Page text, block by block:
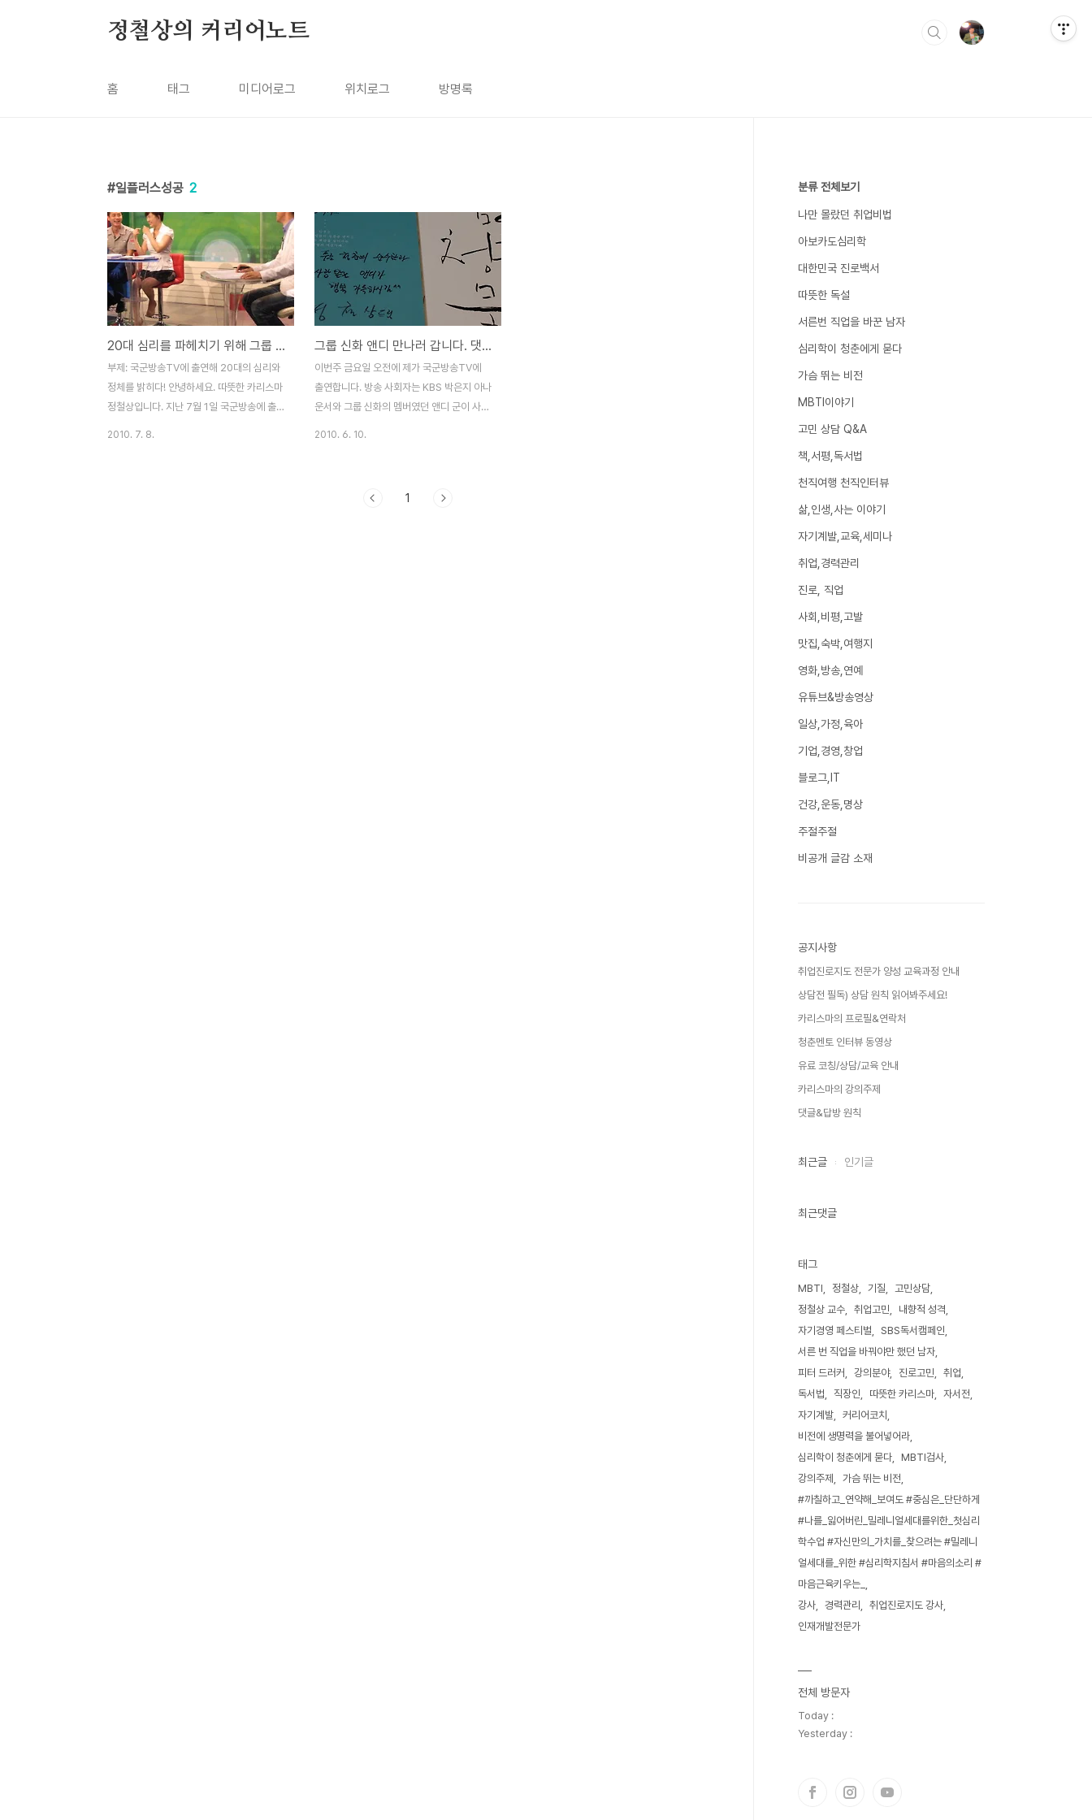
정철상의 커리어노트
홈 태그 미디어로그 위치로그 방명록
일플러스성공 2
20대 심리를 파헤치기 위해 그룹 신화의 앤디와 함께 방송출연
부제: 국군방송TV에 출연해 20대의 심리와
정체를 밝히다! 안녕하세요. 따뜻한 카리스마
정철상입니다. 지난 7월 1일 국군방송에 출
2010. 7. 8.
그룹 신화 앤디 만나러 갑니다. 댓글 남기고 사인 받으실 분?
이번주 금요일 오전에 제가 국군방송TV에
출연합니다. 방송 사회자는 KBS 박은지 아나
운서와 그룹 신화의 멤버였던 앤디 군이 사회
미지출처: Daum '앤디' 이미지 검색 결과)
2010. 6. 10.
1
분류 전체보기
나만 몰랐던 취업비법
아보카도심리학
대한민국 진로백서
따뜻한 독설
서른번 직업을 바꾼 남자
심리학이 청춘에게 묻다
가슴 뛰는 비전
MBTI이야기
고민 상담 Q&A
책,서평,독서법
천직여행 천직인터뷰
삶,인생,사는 이야기
자기계발,교육,세미나
취업,경력관리
진로, 직업
사회,비평,고발
맛집,숙박,여행지
영화,방송,연예
유튜브&방송영상
일상,가정,육아
기업,경영,창업
블로그,IT
건강,운동,명상
주절주절
비공개 글감 소재
공지사항
취업진로지도 전문가 양성 교육과정 안내
상담전 필독) 상담 원칙 읽어봐주세요!
카리스마의 프로필&연락처
청춘멘토 인터뷰 동영상
유료 코칭/상담/교육 안내
카리스마의 강의주제
댓글&답방 원칙
최근글 인기글
최근댓글
태그
MBTI 정철상 기질
고민상담
정철상 교수
취업고민
내향적 성격
자기경영 페스티벌
SBS독서캠페인
서른 번 직업을 바꿔야만 했던 남자
피터 드러커
강의분야 진로고민
취업
독서법
직장인 따뜻한 카리스마
자서전
자기계발
커리어코치
비전에 생명력을 불어넣어라
심리학이 청춘에게 묻다
MBTI검사
강의주제
가슴 뛰는 비전
#까칠하고_연약해_보여도 #중심은_단단하게
#나를_잃어버린_밀레니얼세대를위한_첫심리
학수업 #자신만의_가치를_찾으려는 #밀레니
얼세대를_위한 #심리학지침서 #마음의소리 #
마음근육키우는_
강사
경력관리
취업진로지도 강사
인재개발전문가
전체 방문자
Today :
Yesterday :